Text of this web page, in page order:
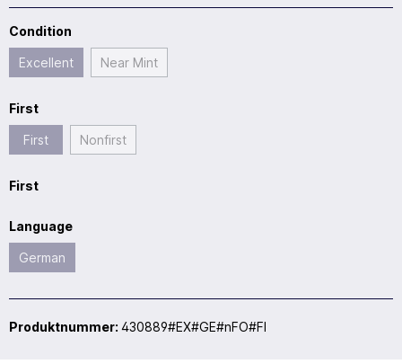
Condition
Excellent Near Mint
First
First Nonfirst
First
Language
German
Produktnummer: 430889#EX#GE#nFO#FI